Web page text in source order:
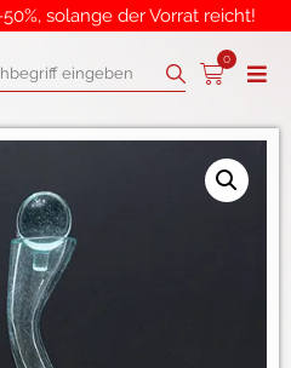
solange der Vorrat reicht!
0